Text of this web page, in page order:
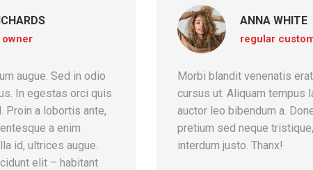
augue. Sed in odio
In egestas orci quis
Proin a lobortis ante,
a enim
id, ultrices augue.
elit – habitant
ANNA WHITE
regular
Morbi blandit venenatis
cursus ut. Aliquam tempus
auctor leo bibendum a.
pretium sed neque
interdum justo. Thanx!